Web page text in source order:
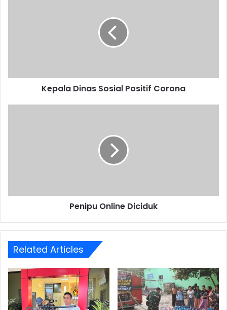
Kepala Dinas Sosial Positif Corona
Penipu Online Diciduk
Related Articles